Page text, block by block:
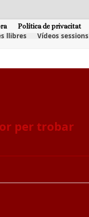
Política de privacitat
llibres Vídeos sessions
per trobar